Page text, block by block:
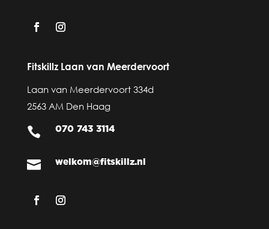
Fitskillz Laan van Meerdervoort
Laan van Meerdervoort 334d
2563 AM Den Haag
 070 743 3114
 welkom@fitskillz.nl